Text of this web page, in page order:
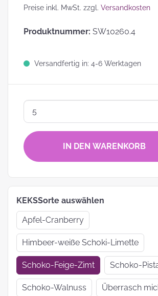
Preise inkl. MwSt. zzgl. Versandkosten
Produktnummer: SW10260.4
Versandfertig in: 4-6 Werktagen
IN DEN WARENKORB
KEKSSorte auswählen
Apfel-Cranberry
Himbeer-weiße Schoki-Limette
Schoko-Feige-Zimt Schoko-
Schoko-Walnuss Überrasch